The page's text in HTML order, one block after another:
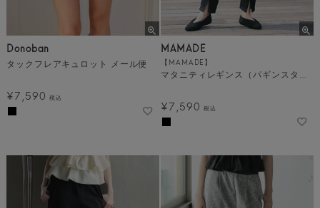
Donoban
タックフレアキュロット メール便
¥7,590 税込
MAMADE
【MAMADE】
マタニティレギンス（パギンスタイプ） [C]
¥7,590 税込